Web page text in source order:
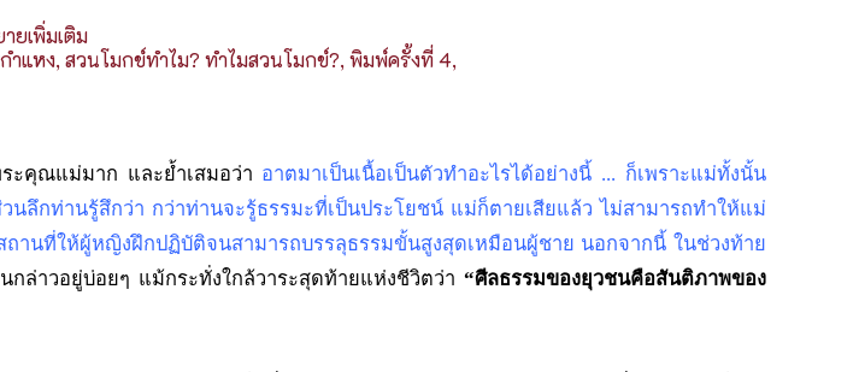
ยเพิ่มเติม
แหง, สวนโมกข์ทำไม? ทำไมสวนโมกข์?, พิมพ์ครั้งที่ 4,
ะคุณแม่มาก และย้ำเสมอว่า อาตมาเป็นเนื้อเป็นตัวทำอะไรได้อย่างนี้ ... ก็เพราะแม่ทั้งนั้น
กท่านรู้สึกว่า กว่าท่านจะรู้ธรรมะที่เป็นประโยชน์ แม่ก็ตายเสียแล้ว ไม่สามารถทำให้แม่
านที่ให้ผู้หญิงฝึกปฏิบัติจนสามารถบรรลุธรรมขั้นสูงสุดเหมือนผู้ชาย นอกจากนี้ ในช่วงท้าย
กล่าวอยู่บ่อยๆ แม้กระทั่งใกล้วาระสุดท้ายแห่งชีวิตว่า “ศีลธรรมของยุวชนคือสันติภาพของ